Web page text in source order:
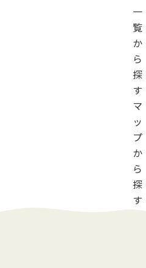
一
覧
か
ら
探
す
マ
ッ
プ
か
ら
探
す